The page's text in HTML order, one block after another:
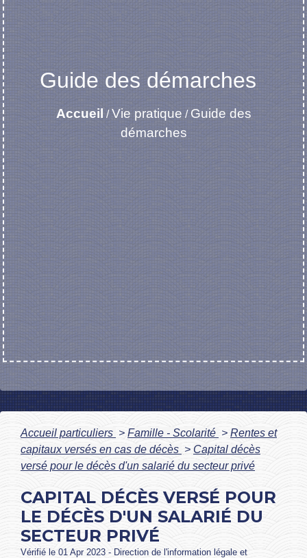
Guide des démarches
Accueil /Vie pratique / Guide des
démarches
Accueil particuliers > Famille - Scolarité > Rentes et
capitaux versés en cas de décès > Capital décès
versé pour le décès d'un salarié du secteur privé
CAPITAL DÉCÈS VERSÉ POUR
LE DÉCÈS D'UN SALARIÉ DU
SECTEUR PRIVÉ
Vérifié le 01 Apr 2023 - Direction de l'information légale et